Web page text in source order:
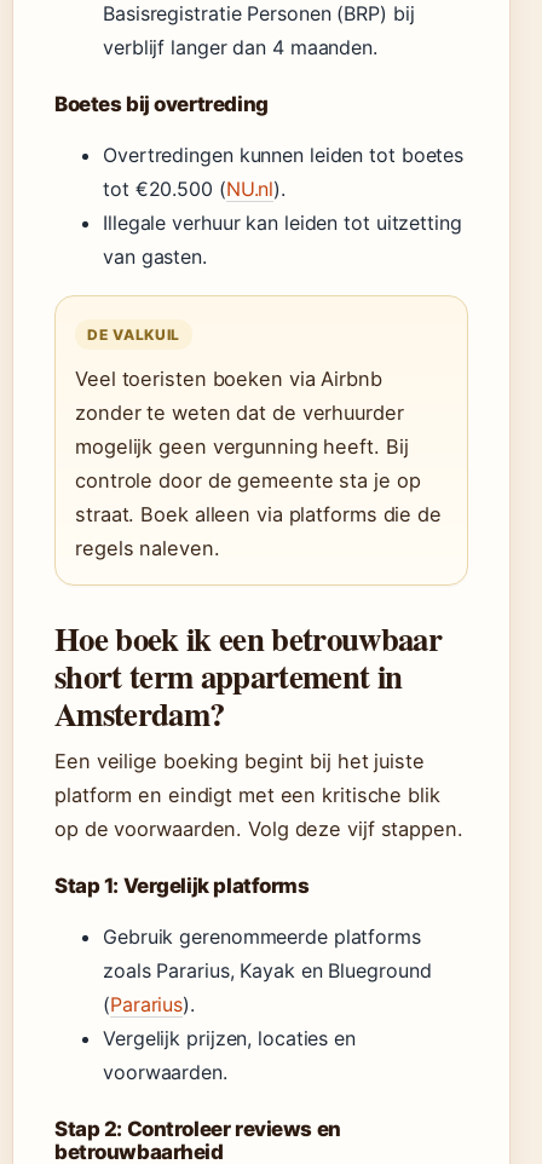
Basisregistratie Personen (BRP) bij
verblijf langer dan 4 maanden.
Boetes bij overtreding
Overtredingen kunnen leiden tot boetes
tot €20.500 (NU.nl).
Illegale verhuur kan leiden tot uitzetting
van gasten.
DE VALKUIL
Veel toeristen boeken via Airbnb
zonder te weten dat de verhuurder
mogelijk geen vergunning heeft. Bij
controle door de gemeente sta je op
straat. Boek alleen via platforms die de
regels naleven.
Hoe boek ik een betrouwbaar
short term appartement in
Amsterdam?
Een veilige boeking begint bij het juiste
platform en eindigt met een kritische blik
op de voorwaarden. Volg deze vijf stappen.
Stap 1: Vergelijk platforms
Gebruik gerenommeerde platforms
zoals Pararius, Kayak en Blueground
(Pararius).
Vergelijk prijzen, locaties en
voorwaarden.
Stap 2: Controleer reviews en
betrouwbaarheid